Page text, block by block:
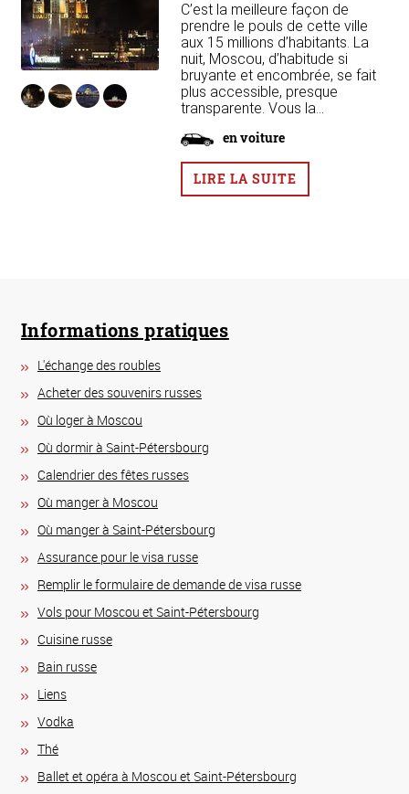
C’est la meilleure façon de
prendre le pouls de cette ville
aux 15 millions d’habitants. La
nuit, Moscou, d’habitude si
bruyante et encombrée, se fait
plus accessible, presque
transparente. Vous la...
en voiture
LIRE LA SUITE
Informations pratiques
L'échange des roubles
Acheter des souvenirs russes
Où loger à Moscou
Où dormir à Saint-Pétersbourg
Calendrier des fêtes russes
Où manger à Moscou
Où manger à Saint-Pétersbourg
Assurance pour le visa russe
Remplir le formulaire de demande de visa russe
Vols pour Moscou et Saint-Pétersbourg
Сuisine russe
Bain russe
Liens
Vodka
Thé
Ballet et opéra à Moscou et Saint-Pétersbourg